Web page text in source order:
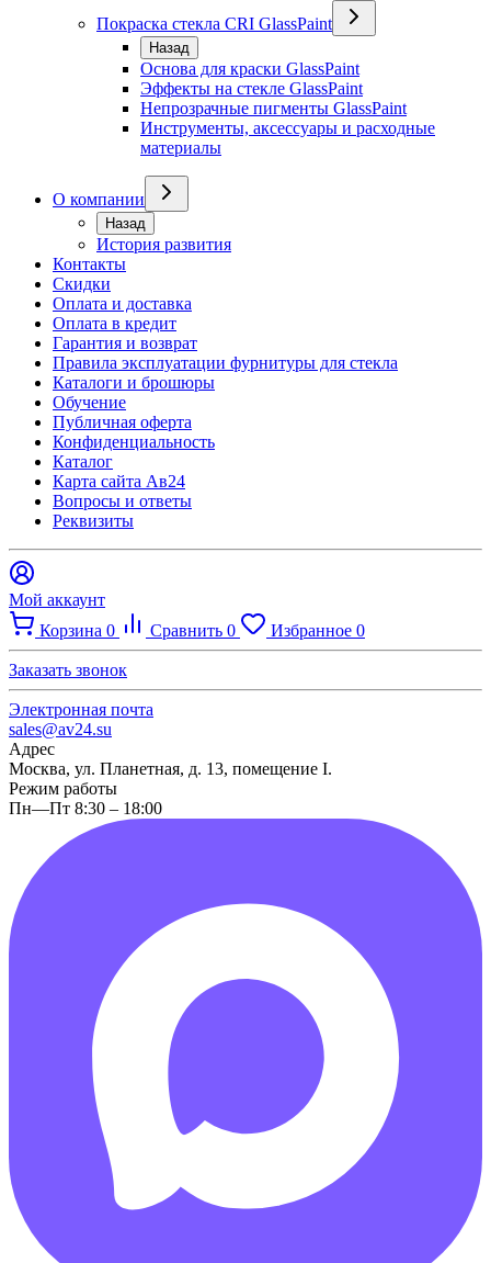
Покраска стекла CRI GlassPaint
Назад
Основа для краски GlassPaint
Эффекты на стекле GlassPaint
Непрозрачные пигменты GlassPaint
Инструменты, аксессуары и расходные
материалы
О компании
Назад
История развития
Контакты
Скидки
Оплата и доставка
Оплата в кредит
Гарантия и возврат
Правила эксплуатации фурнитуры для стекла
Каталоги и брошюры
Обучение
Публичная оферта
Конфиденциальность
Каталог
Карта сайта Ав24
Вопросы и ответы
Реквизиты
Мой аккаунт
Корзина 0 Сравнить 0 Избранное 0
Заказать звонок
Электронная почта
sales@av24.su
Адрес
Москва, ул. Планетная, д. 13, помещение I.
Режим работы
Пн—Пт 8:30 – 18:00